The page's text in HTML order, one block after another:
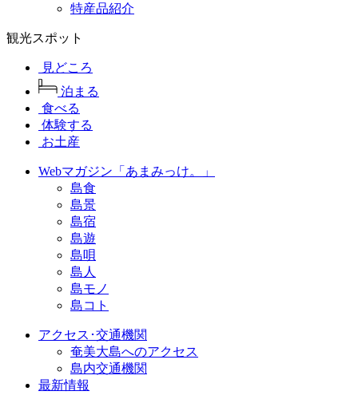
特産品紹介
観光スポット
見どころ
泊まる
食べる
体験する
お土産
Webマガジン「あまみっけ。」
島食
島景
島宿
島遊
島唄
島人
島モノ
島コト
アクセス･交通機関
奄美大島へのアクセス
島内交通機関
最新情報